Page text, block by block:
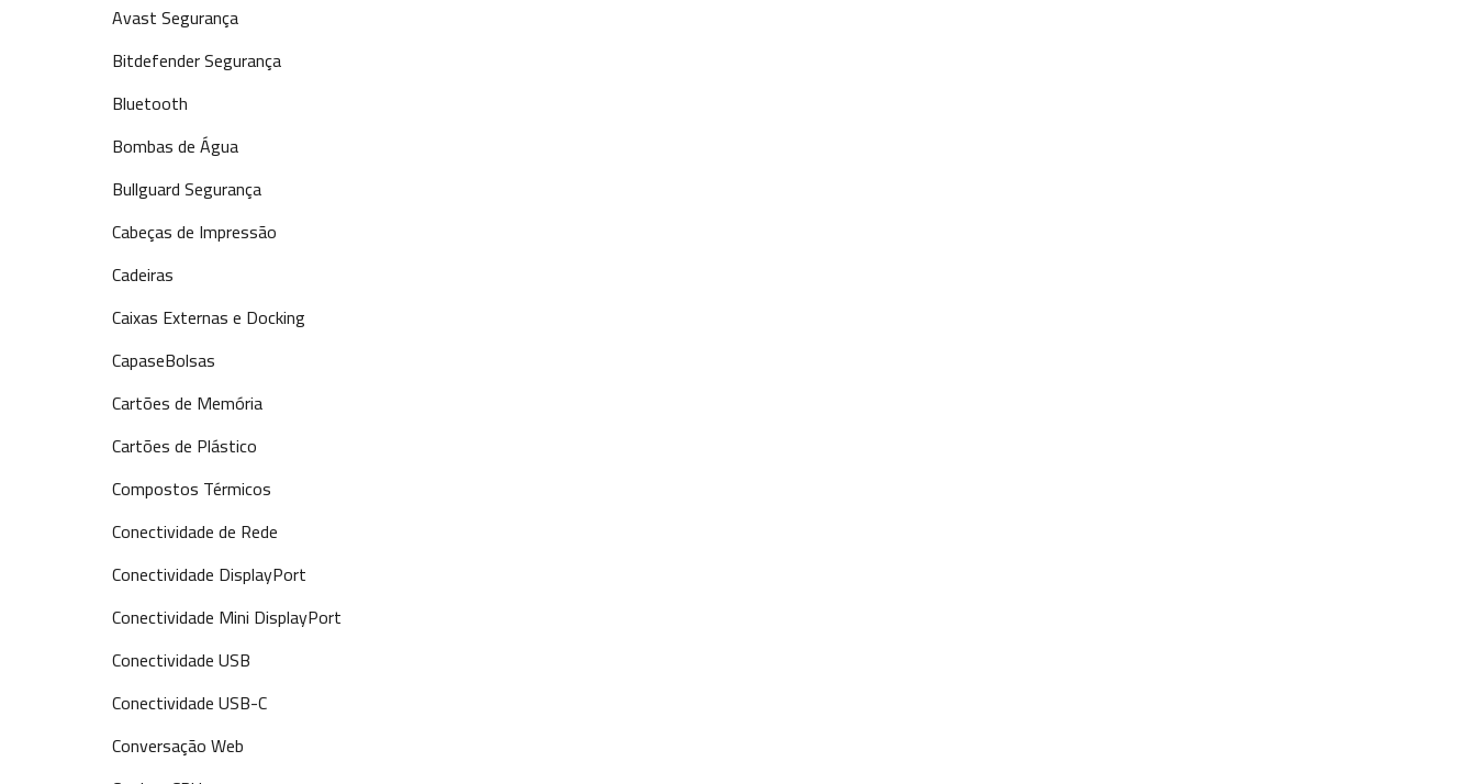
Avast Segurança
Bitdefender Segurança
Bluetooth
Bombas de Água
Bullguard Segurança
Cabeças de Impressão
Cadeiras
Caixas Externas e Docking
CapaseBolsas
Cartões de Memória
Cartões de Plástico
Compostos Térmicos
Conectividade de Rede
Conectividade DisplayPort
Conectividade Mini DisplayPort
Conectividade USB
Conectividade USB-C
Conversação Web